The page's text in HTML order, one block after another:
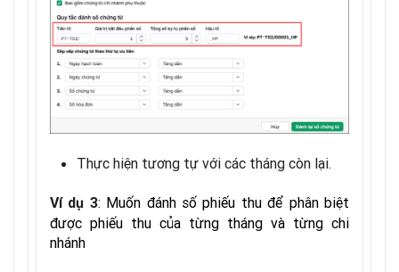
Thực hiện tương tự với các tháng còn lại.
Ví dụ 3: Muốn đánh số phiếu thu để phân biệt
được phiếu thu của từng tháng và từng chi
nhánh